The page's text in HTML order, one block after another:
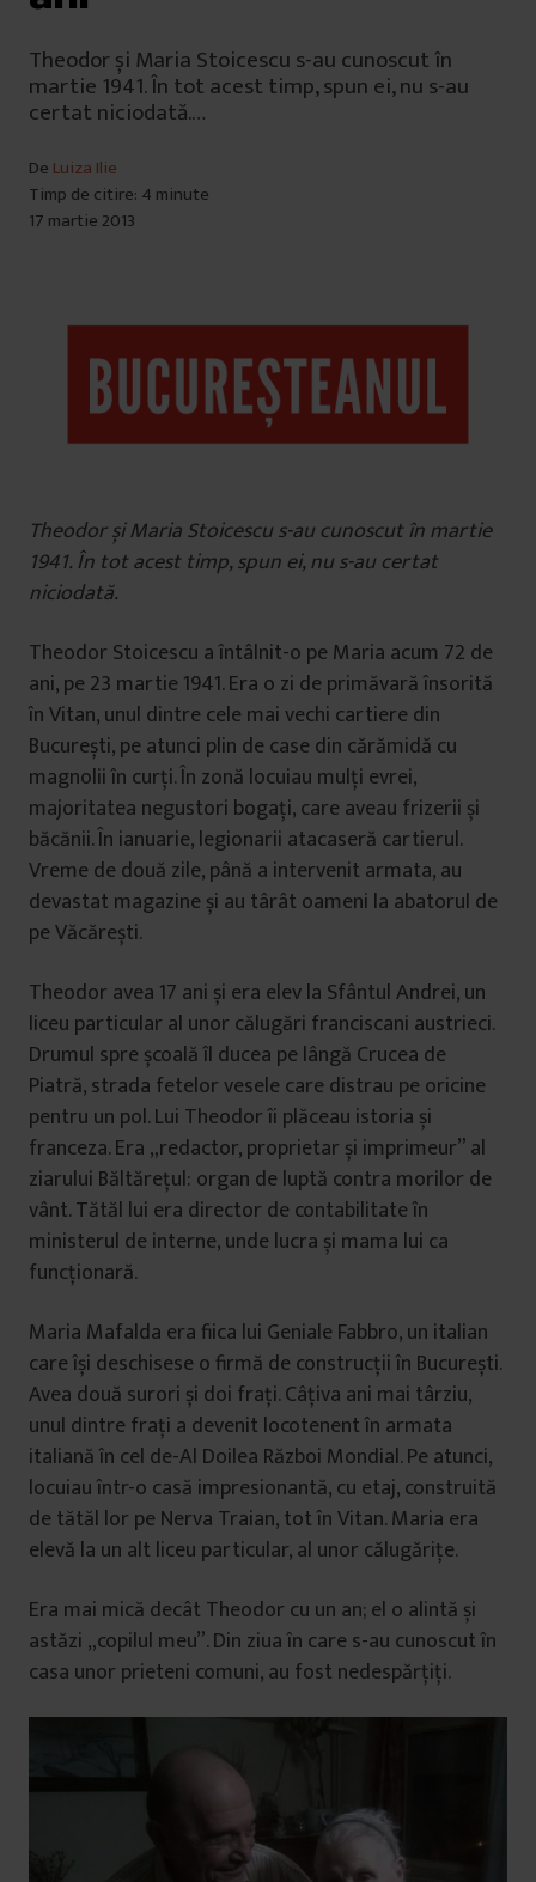
Theodor și Maria Stoicescu s-au cunoscut în
martie 1941. În tot acest timp, spun ei, nu s-au
certat niciodată.…
De Luiza Ilie
Timp de citire: 4 minute
17 martie 2013
Theodor și Maria Stoicescu s-au cunoscut în martie
1941. În tot acest timp, spun ei, nu s-au certat
niciodată.
Theodor Stoicescu a întâlnit-o pe Maria acum 72 de
ani, pe 23 martie 1941. Era o zi de primăvară însorită
în Vitan, unul dintre cele mai vechi cartiere din
București, pe atunci plin de case din cărămidă cu
magnolii în curți. În zonă locuiau mulți evrei,
majoritatea negustori bogați, care aveau frizerii și
băcănii. În ianuarie, legionarii atacaseră cartierul.
Vreme de două zile, până a intervenit armata, au
devastat magazine și au târât oameni la abatorul de
pe Văcărești.
Theodor avea 17 ani și era elev la Sfântul Andrei, un
liceu particular al unor călugări franciscani austrieci.
Drumul spre școală îl ducea pe lângă Crucea de
Piatră, strada fetelor vesele care distrau pe oricine
pentru un pol. Lui Theodor îi plăceau istoria și
franceza. Era „redactor, proprietar și imprimeur” al
ziarului Băltărețul: organ de luptă contra morilor de
vânt. Tătăl lui era director de contabilitate în
ministerul de interne, unde lucra și mama lui ca
funcționară.
Maria Mafalda era fiica lui Geniale Fabbro, un italian
care își deschisese o firmă de construcții în București.
Avea două surori și doi frați. Câțiva ani mai târziu,
unul dintre frați a devenit locotenent în armata
italiană în cel de-Al Doilea Război Mondial. Pe atunci,
locuiau într-o casă impresionantă, cu etaj, construită
de tătăl lor pe Nerva Traian, tot în Vitan. Maria era
elevă la un alt liceu particular, al unor călugărițe.
Era mai mică decât Theodor cu un an; el o alintă și
astăzi „copilul meu”. Din ziua în care s-au cunoscut în
casa unor prieteni comuni, au fost nedespărțiți.